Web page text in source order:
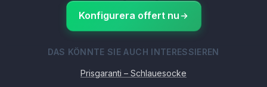
Konfigurera offert nu
DAS KÖNNTE SIE AUCH INTERESSIEREN
Prisgaranti – Schlauesocke